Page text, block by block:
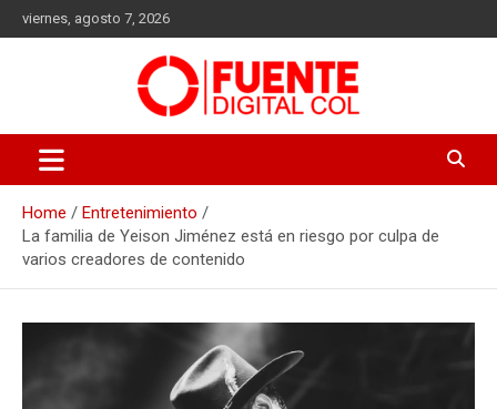
to
viernes, agosto 7, 2026
Fuente Digital Col
Home
Entretenimiento
La familia de Yeison Jiménez está en riesgo por culpa de
varios creadores de contenido